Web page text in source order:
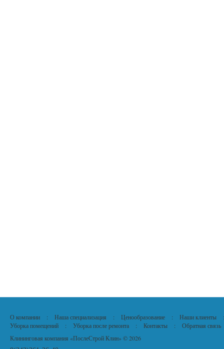
О компании : Наша специализация : Ценообразование : Наши клиенты
:
Уборка помещений
: Уборка после ремонта : Контакты :
Обратная связь
Клининговая компания «ПослеСтрой Клин» © 2026